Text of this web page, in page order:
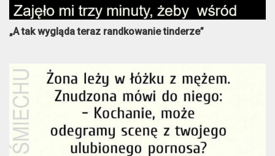
„A tak wygląda teraz randkowanie tinderze”